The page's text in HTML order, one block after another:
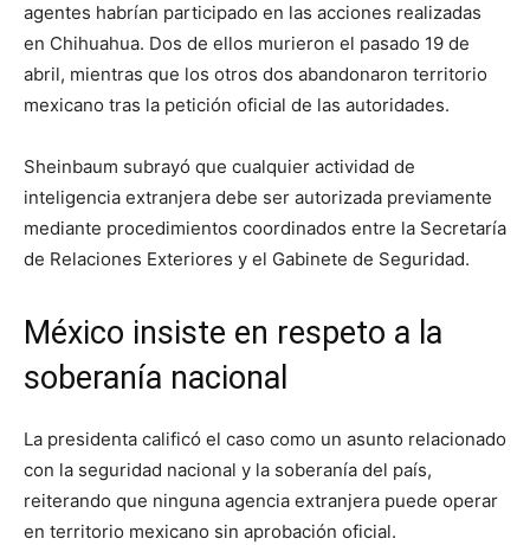
agentes habrían participado en las acciones realizadas
en Chihuahua. Dos de ellos murieron el pasado 19 de
abril, mientras que los otros dos abandonaron territorio
mexicano tras la petición oficial de las autoridades.
Sheinbaum subrayó que cualquier actividad de
inteligencia extranjera debe ser autorizada previamente
mediante procedimientos coordinados entre la Secretaría
de Relaciones Exteriores y el Gabinete de Seguridad.
México insiste en respeto a la
soberanía nacional
La presidenta calificó el caso como un asunto relacionado
con la seguridad nacional y la soberanía del país,
reiterando que ninguna agencia extranjera puede operar
en territorio mexicano sin aprobación oficial.